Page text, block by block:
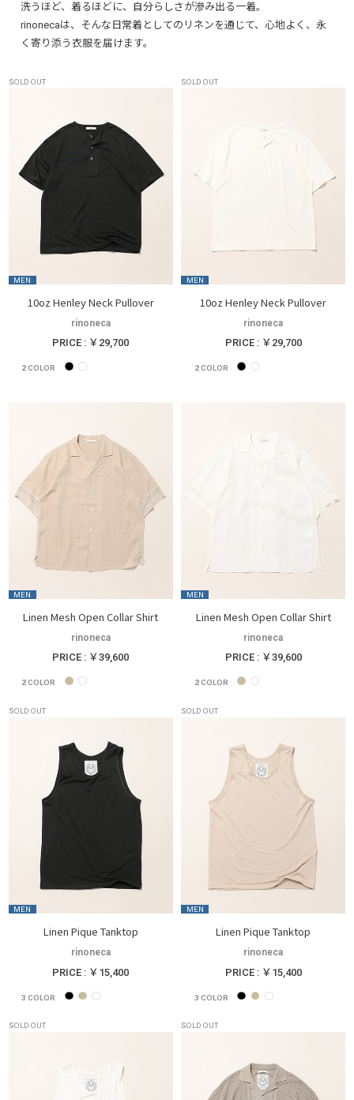
洗うほど、着るほどに、自分らしさが滲み出る一着。
rinonecaは、そんな日常着としてのリネンを通じて、心地よく、永
く寄り添う衣服を届けます。
SOLD OUT
MEN
10oz Henley Neck Pullover
rinoneca
PRICE : ￥29,700
2COLOR
SOLD OUT
MEN
10oz Henley Neck Pullover
rinoneca
PRICE : ￥29,700
2COLOR
MEN
Linen Mesh Open Collar Shirt
rinoneca
PRICE : ￥39,600
2COLOR
MEN
Linen Mesh Open Collar Shirt
rinoneca
PRICE : ￥39,600
2COLOR
SOLD OUT
MEN
Linen Pique Tanktop
rinoneca
PRICE : ￥15,400
3 COLOR
SOLD OUT
MEN
Linen Pique Tanktop
rinoneca
PRICE : ￥15,400
3 COLOR
SOLD OUT SOLD OUT